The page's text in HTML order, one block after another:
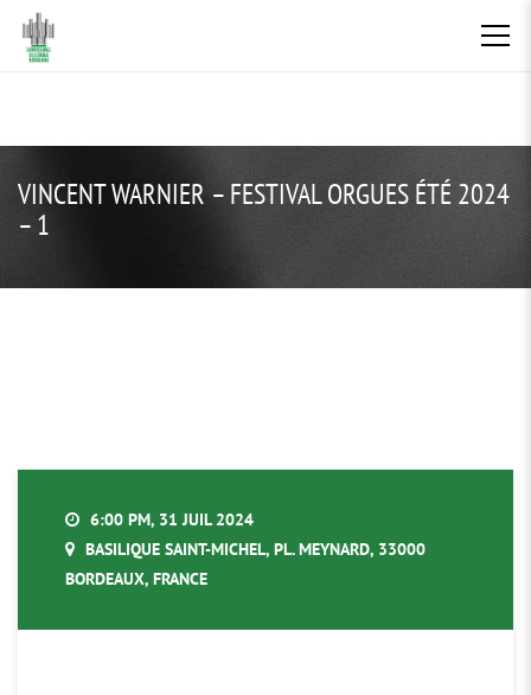
VINCENT WARNIER – FESTIVAL ORGUES ÉTÉ 2024
– 1
6:00 PM, 31 JUIL 2024
BASILIQUE SAINT-MICHEL, PL. MEYNARD, 33000
BORDEAUX, FRANCE